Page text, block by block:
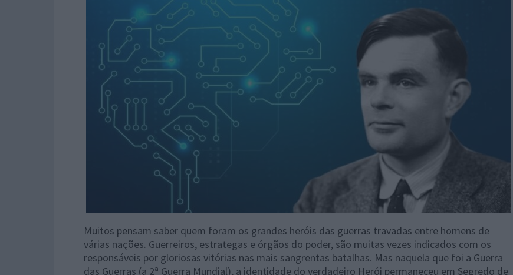
Muitos pensam saber quem foram os grandes heróis das guerras travadas entre homens de
várias nações. Guerreiros, estrategas e órgãos do poder, são muitas vezes indicados com os
responsáveis por gloriosas vitórias nas mais sangrentas batalhas. Mas naquela que foi a Guerra
das Guerras (a 2ª Guerra Mundial), a identidade do verdadeiro Herói permaneceu em Segredo de